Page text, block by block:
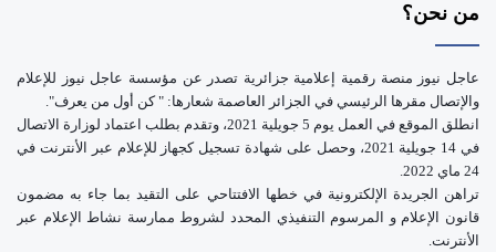
من نحن؟
عاجل نيوز منصة رقمية إعلامية جزائرية تصدر عن مؤسسة عاجل نيوز للإعلام
والإتصال مقرها الرئيسي في الجزائر العاصمة شعارها: " كن أول من يعرف".
انطلق الموقع في العمل يوم 5 جويلية 2021، وتقدم بطلب اعتماد لوزارة الاتصال
في 14 جويلية 2021، وحصل على شهادة تسجيل كجهاز للإعلام عبر الأنترنت في
24 ماي 2022.
تراهن الجريدة الإلكترونية في خطها الافتتاحي على التقيد بما جاء به مضمون
قانون الإعلام و المرسوم التنفيذي المحدد لشروط ممارسة نشاط الإعلام عبر
الأنترنت.